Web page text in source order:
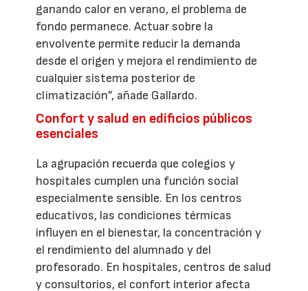
ganando calor en verano, el problema de
fondo permanece. Actuar sobre la
envolvente permite reducir la demanda
desde el origen y mejora el rendimiento de
cualquier sistema posterior de
climatización”, añade Gallardo.
Confort y salud en edificios públicos
esenciales
La agrupación recuerda que colegios y
hospitales cumplen una función social
especialmente sensible. En los centros
educativos, las condiciones térmicas
influyen en el bienestar, la concentración y
el rendimiento del alumnado y del
profesorado. En hospitales, centros de salud
y consultorios, el confort interior afecta